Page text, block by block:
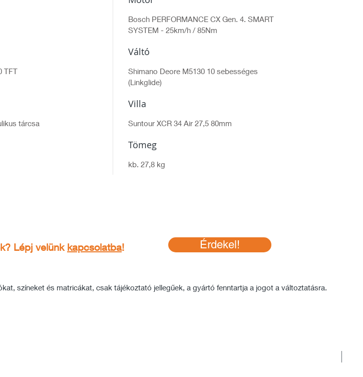
Bosch PERFORMANCE CX Gen. 4. SMART
SYSTEM - 25km/h / 85Nm
TFT
Váltó
Shimano Deore M5130 10 sebességes
(Linkglide)
tárcsa
Villa
Suntour XCR 34 Air 27,5 80mm
Tömeg
kb. 27,8 kg
Lépj velünk kapcsolatba! Érdekel!
színeket és matricákat, csak tájékoztató jellegűek, a gyártó fenntartja a jogot a változtatásra.